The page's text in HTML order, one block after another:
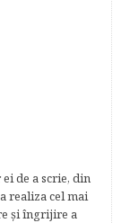
de a scrie, din
realiza cel mai
şi îngrijire a